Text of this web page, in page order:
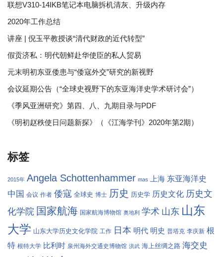
联想V310-14IKB笔记本电脑拆机清灰、升级内存
2020年工作总结
讲座 | 倪玉平教授谈“清代财政的近代转型”
假贡济私：明代朝鲜赴华使臣的私人贸易
元末明初东亚倭患与“倭寇外交”研究的新视野
会议延期公告（“全球史视野下的东亚海洋史学术研讨会”）
《季风亚洲研究》第四、八、九期目录与PDF
《明初赵秩使日问题新探》（《江海学刊》2020年第2期）
标签
2015年 Angela Schottenhammer mas 上海 东亚海洋史
中国 会议 作者 倭寇 全球史 博士 历史 历史学 历史文化 历史文
化学院 国家航海 国家航海博物馆 奥地利 学术 山东 山东
大学 山东大学历史文化学院 工作 日本 明代 明史 普塔克 李庆新 根
特 根特大学 比利时 泉州海外交通史博物馆 洪武 海上丝绸之路 海交史